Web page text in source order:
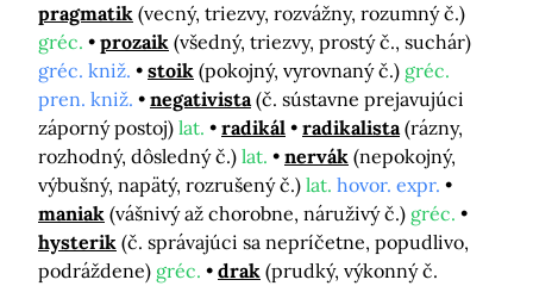
pragmatik (vecný, triezvy, rozvážny, rozumný č.)
gréc.
prozaik (všedný, triezvy, prostý č., suchár)
gréc. kniž.
stoik (pokojný, vyrovnaný č.) gréc.
pren. kniž.
negativista (č. sústavne prejavujúci
záporný postoj) lat. radikál radikalista (rázny,
rozhodný, dôsledný č.) lat. nervák (nepokojný,
výbušný, napätý, rozrušený č.) lat. hovor. expr.
maniak (vášnivý až chorobne, náruživý č.) gréc.
hysterik (č. správajúci sa nepríčetne, popudlivo,
podráždene) gréc. drak (prudký, výkonný č.